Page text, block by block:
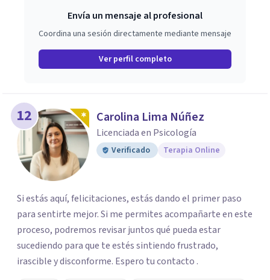
Envía un mensaje al profesional
Coordina una sesión directamente mediante mensaje
Ver perfil completo
12 Carolina Lima Núñez
Licenciada en Psicología
Verificado Terapia Online
Si estás aquí, felicitaciones, estás dando el primer paso
para sentirte mejor. Si me permites acompañarte en este
proceso, podremos revisar juntos qué pueda estar
sucediendo para que te estés sintiendo frustrado,
irascible y disconforme. Espero tu contacto .